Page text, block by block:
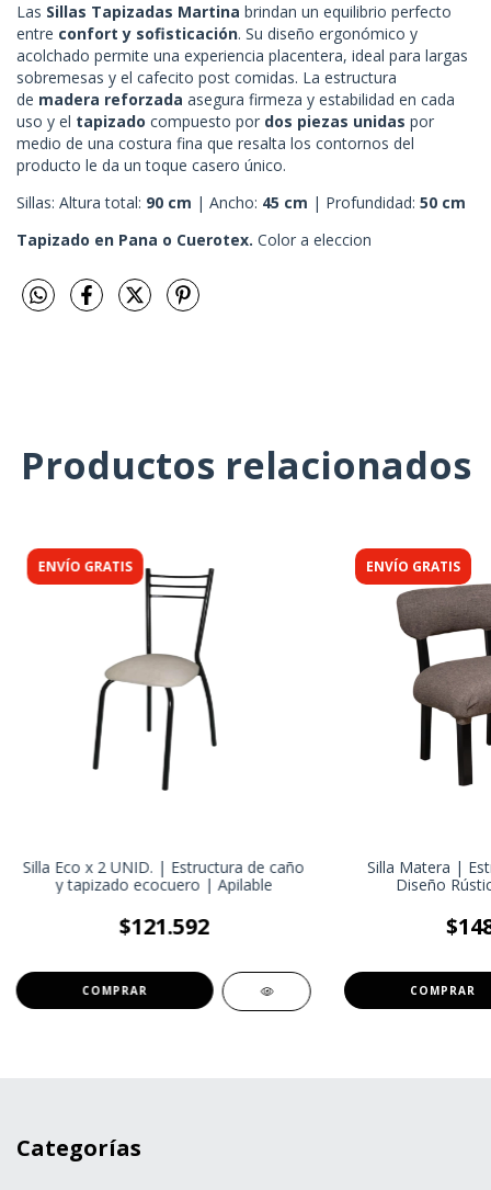
Las Sillas Tapizadas Martina brindan un equilibrio perfecto
entre confort y sofisticación. Su diseño ergonómico y
acolchado permite una experiencia placentera, ideal para largas
sobremesas y el cafecito post comidas. La estructura
de madera reforzada asegura firmeza y estabilidad en cada
uso y el tapizado compuesto por dos piezas unidas por
medio de una costura fina que resalta los contornos del
producto le da un toque casero único.
Sillas: Altura total: 90 cm | Ancho: 45 cm | Profundidad: 50 cm
Tapizado en Pana o Cuerotex. Color a eleccion
Productos relacionados
ENVÍO GRATIS
Silla Eco x 2 UNID. | Estructura de caño
y tapizado ecocuero | Apilable
$121.592
ENVÍO GRATIS
Silla Matera |
Diseño
Categorías